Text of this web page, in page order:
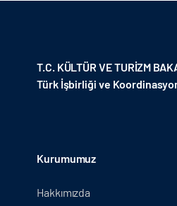
T.C. KÜLTÜR VE TURİZM
Türk İşbirliği ve Koordinasyon
Kurumumuz
Hakkımızda